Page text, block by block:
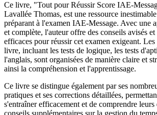
Ce livre, "Tout pour Réussir Score IAE-
Lavallée Thomas, est une ressource
préparant à l'examen IAE-Message. Avec une
et complète, l'auteur offre des conseils avisés et
efficaces pour réussir cet examen exigeant.
livre, incluant les tests de logique, les tests
l'anglais, sont organisées de manière claire et
ainsi la compréhension et l'apprentissage.
Ce livre se distingue également par ses
pratiques et ses corrections détaillées,
s'entraîner efficacement et de comprendre